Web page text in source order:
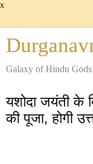
x
Galaxy of Hindu Gods
यशोदा जयंती के
की पूजा, होगी